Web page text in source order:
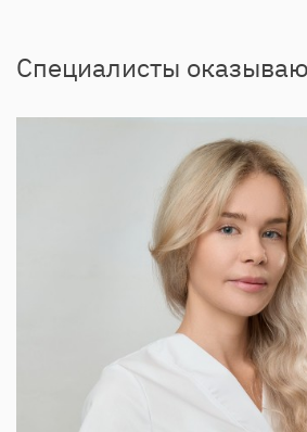
Специалисты